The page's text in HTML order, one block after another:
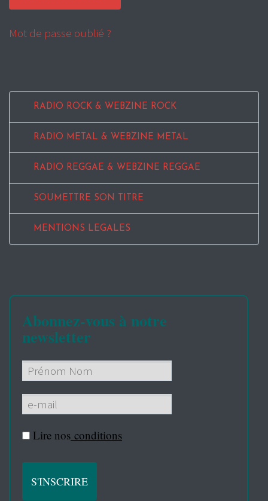
Mot de passe oublié ?
RADIO ROCK & WEBZINE ROCK
RADIO METAL & WEBZINE METAL
RADIO REGGAE & WEBZINE REGGAE
SOUMETTRE SON TITRE
MENTIONS LEGALES
Abonnez-vous à notre
newsletter
Lire nos conditions